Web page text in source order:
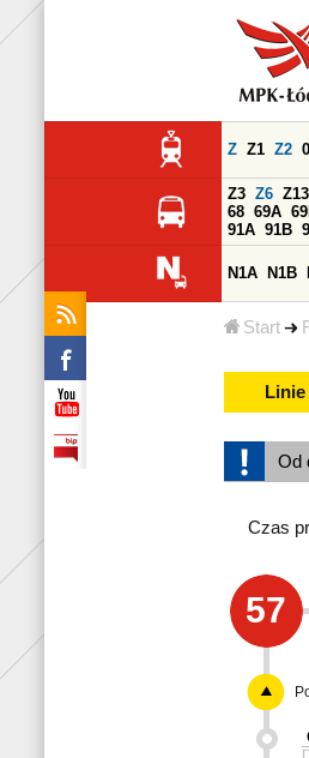
Start
Z Z1 Z2 0
Z3 Z6 Z13
68 69A
91A 91B
N1A N1B
Linie
Od
Czas
57